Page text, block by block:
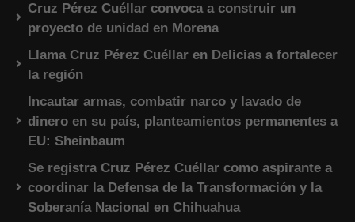
Cruz Pérez Cuéllar convoca a construir un
proyecto de unidad en Morena
Llama Cruz Pérez Cuéllar en Delicias a fortalecer
la región
Incautar armas, combatir narco y lavado de
dinero en su país, planteamientos permanentes a
EU: Sheinbaum
Se registra Cruz Pérez Cuéllar como aspirante a
coordinar la Defensa de la Transformación y la
Soberanía Nacional en Chihuahua